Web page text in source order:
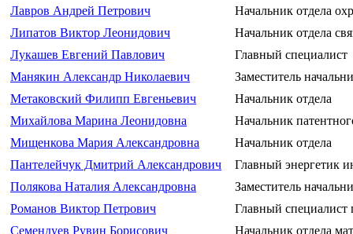
Лавров Андрей Петрович
Начальник отдела
Липатов Виктор Леонидович
Начальник отдела
Лукашев Евгений Павлович
Главный специалист
Манякин Александр Николаевич
Заместитель
Метаковский Филипп Евгеньевич
Начальник отдела
Михайлова Марина Леонидовна
Начальник
Мищенкова Мария Александровна
Начальник отдела
Пантелейчук Дмитрий Александрович
Главный энергетик
Полякова Наталия Александровна
Заместитель
Романов Виктор Петрович
Главный специалист
Семендуев Рувин Борисович
Начальник отдела